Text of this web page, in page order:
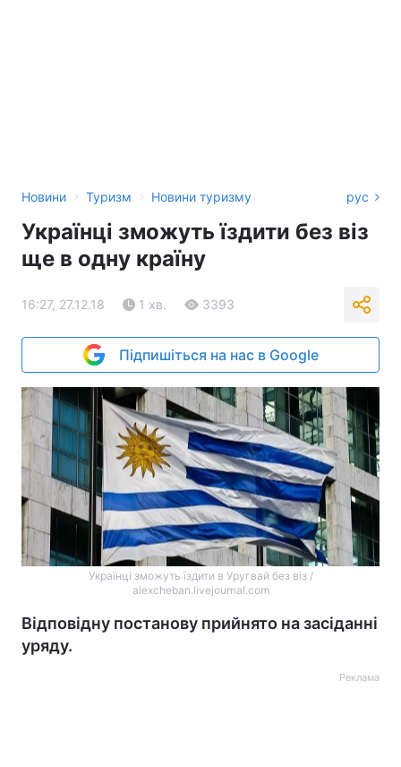
Новини › Туризм › Новини туризму рус
Українці зможуть їздити без віз
ще в одну країну
16:27, 27.12.18 1 хв. 3393
Підпишіться на нас в Google
Українці зможуть їздити в Уругвай без віз /
alexcheban.livejournal.com
Відповідну постанову прийнято на засіданні
уряду.
Реклама